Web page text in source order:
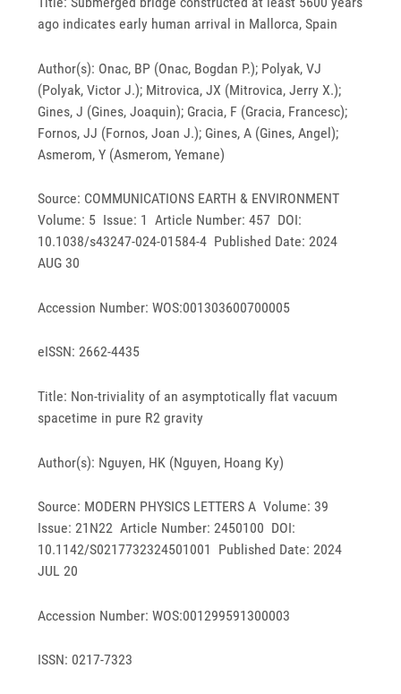
ago indicates early human arrival in Mallorca, Spain
Author(s): Onac, BP (Onac, Bogdan P.); Polyak, VJ
(Polyak, Victor J.); Mitrovica, JX (Mitrovica, Jerry X.);
Gines, J (Gines, Joaquin); Gracia, F (Gracia, Francesc);
Fornos, JJ (Fornos, Joan J.); Gines, A (Gines, Angel);
Asmerom, Y (Asmerom, Yemane)
Source: COMMUNICATIONS EARTH & ENVIRONMENT
Volume: 5 Issue: 1 Article Number: 457 DOI:
10.1038/s43247-024-01584-4 Published Date: 2024
AUG 30
Accession Number: WOS:001303600700005
eISSN: 2662-4435
Title: Non-triviality of an asymptotically flat vacuum
spacetime in pure R2 gravity
Author(s): Nguyen, HK (Nguyen, Hoang Ky)
Source: MODERN PHYSICS LETTERS A Volume: 39
Issue: 21N22 Article Number: 2450100 DOI:
10.1142/S0217732324501001 Published Date: 2024
JUL 20
Accession Number: WOS:001299591300003
ISSN: 0217-7323